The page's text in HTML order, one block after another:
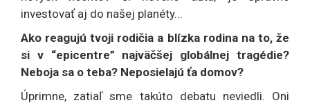
investovať aj do našej planéty...
Ako reagujú tvoji rodičia a blízka rodina na to, že
si v “epicentre” najväčšej globálnej tragédie?
Neboja sa o teba? Neposielajú ťa domov?
Úprimne, zatiaľ sme takúto debatu neviedli. Oni